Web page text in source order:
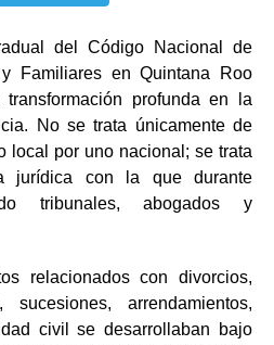
del Código Nacional de
Familiares en Quintana Roo
profunda en la
No se trata únicamente de
local por uno nacional; se trata
jurídica con la que durante
tribunales, abogados y
relacionados con divorcios,
sucesiones, arrendamientos,
civil se desarrollaban bajo